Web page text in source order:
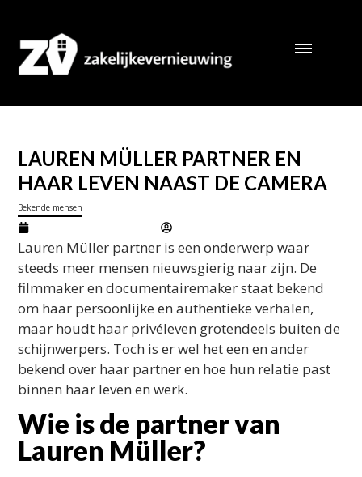
LAUREN MÜLLER PARTNER EN
HAAR LEVEN NAAST DE CAMERA
Bekende mensen
Lauren Müller partner is een onderwerp waar
steeds meer mensen nieuwsgierig naar zijn. De
filmmaker en documentairemaker staat bekend
om haar persoonlijke en authentieke verhalen,
maar houdt haar privéleven grotendeels buiten de
schijnwerpers. Toch is er wel het een en ander
bekend over haar partner en hoe hun relatie past
binnen haar leven en werk.
Wie is de partner van
Lauren Müller?